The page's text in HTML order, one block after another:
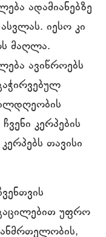
ადამიანებზე
იესო კი
მაღლა.
ავიწროებს
კერპების
თავისი
უფრო